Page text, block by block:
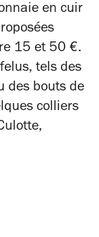
en cuir
15 et 50 €.
tels des
des bouts de
colliers